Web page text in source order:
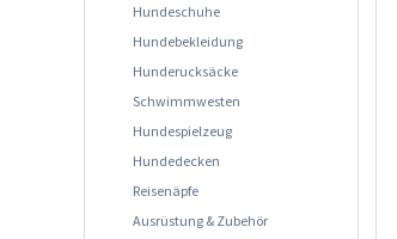
Hundeschuhe
Hundebekleidung
Hunderucksäcke
Schwimmwesten
Hundespielzeug
Hundedecken
Reisenäpfe
Ausrüstung & Zubehör